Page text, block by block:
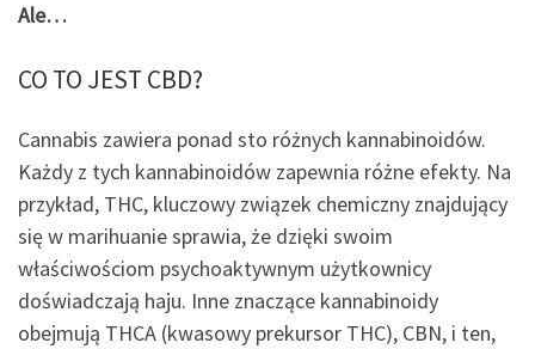
Ale…
CO TO JEST CBD?
Cannabis zawiera ponad sto różnych kannabinoidów.
Każdy z tych kannabinoidów zapewnia różne efekty. Na
przykład, THC, kluczowy związek chemiczny znajdujący
się w marihuanie sprawia, że dzięki swoim
właściwościom psychoaktywnym użytkownicy
doświadczają haju. Inne znaczące kannabinoidy
obejmują THCA (kwasowy prekursor THC), CBN, i ten,